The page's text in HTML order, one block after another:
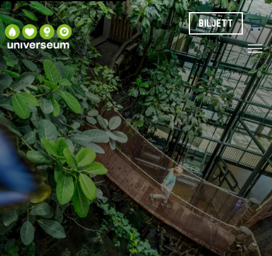
BILJETT